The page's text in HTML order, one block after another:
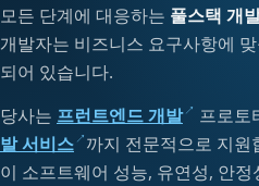
모든 단계에 대응하는 풀스택 개
개발자는 비즈니스 요구사항에
되어 있습니다.
당사는 프런트엔드 개발 프로토
발 서비스 까지 전문적으로 지원
이 소프트웨어 성능, 유연성, 안